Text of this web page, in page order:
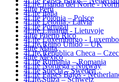
4life Perú
4Life Polonia – Polsce
4Life Portugal
4life Puerto Rico
4Life Reino Unido – UK
4Life República Checa –
4Life Rumania – Romania
4Life Suecia – Sweden
4Life Suiza – Schweiz
4Life Irlanda del Norte -
4Life Italia
4Life Letonia - Latvia
4Life Lituania - Lietuvoje
4Life Luxemburgo -
4life Malta
4life México
4Life Noruega - Norway
4Life Paises Bajos -